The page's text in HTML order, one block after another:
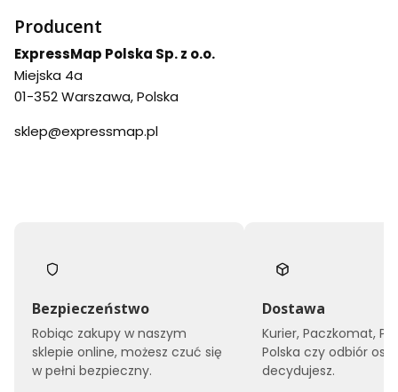
Producent
ExpressMap Polska Sp. z o.o.
Miejska 4a
01-352 Warszawa, Polska
sklep@expressmap.pl
Bezpieczeństwo
Robiąc zakupy w naszym
sklepie online, możesz czuć się
w pełni bezpieczny.
Dostawa
Kurier, Paczkomat,
Polska czy odbiór
decydujesz.